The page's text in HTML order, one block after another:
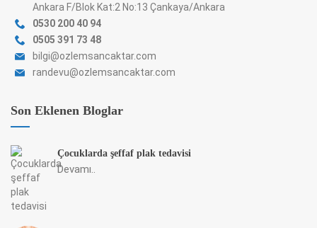
Ankara F/Blok Kat:2 No:13 Çankaya/Ankara
0530 200 40 94
0505 391 73 48
bilgi@ozlemsancaktar.com
randevu@ozlemsancaktar.com
Son Eklenen Bloglar
Çocuklarda şeffaf plak tedavisi
Devamı..